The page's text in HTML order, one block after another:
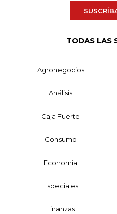
TODAS LAS
Agronegocios
Análisis
Caja Fuerte
Consumo
Economía
Especiales
Finanzas